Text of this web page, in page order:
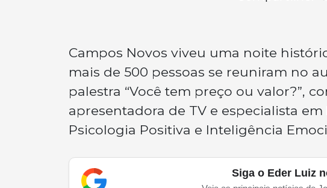
Campos Novos viveu uma noite
mais de 500 pessoas se reuniram no
palestra “Você tem preço ou valor?”,
apresentadora de TV e especialista
Psicologia Positiva e Inteligência
Siga o Eder Luiz